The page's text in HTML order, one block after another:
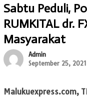
Sabtu Peduli,
RUMKITAL dr.
Masyarakat
Admin
September 25, 2021
Malukuexpress.com,